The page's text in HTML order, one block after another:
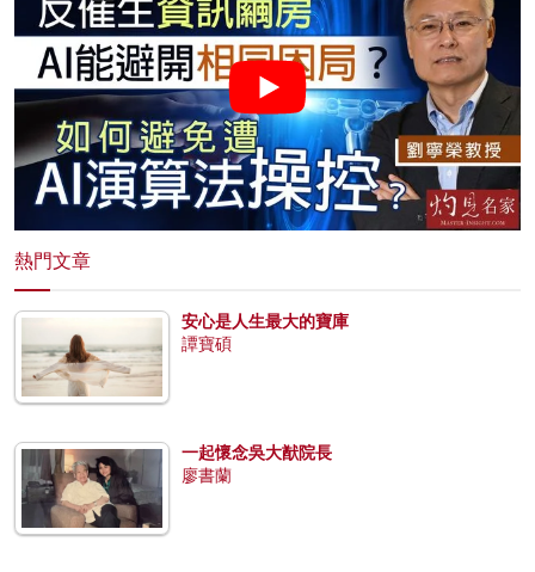
熱門文章
安心是人生最大的寶庫
譚寶碩
一起懷念吳大猷院長
廖書蘭